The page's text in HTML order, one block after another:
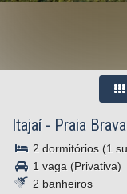
Itajaí- Praia Brava
2 dormitórios (1
1 vaga (Privativa)
2 banheiros